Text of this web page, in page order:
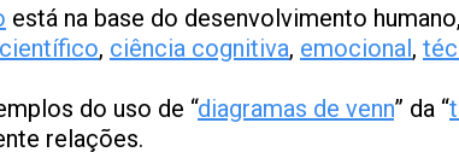
está na base do desenvolvimento
, ciência cognitiva, emocional,
do uso de “diagramas de venn” da “
relações.